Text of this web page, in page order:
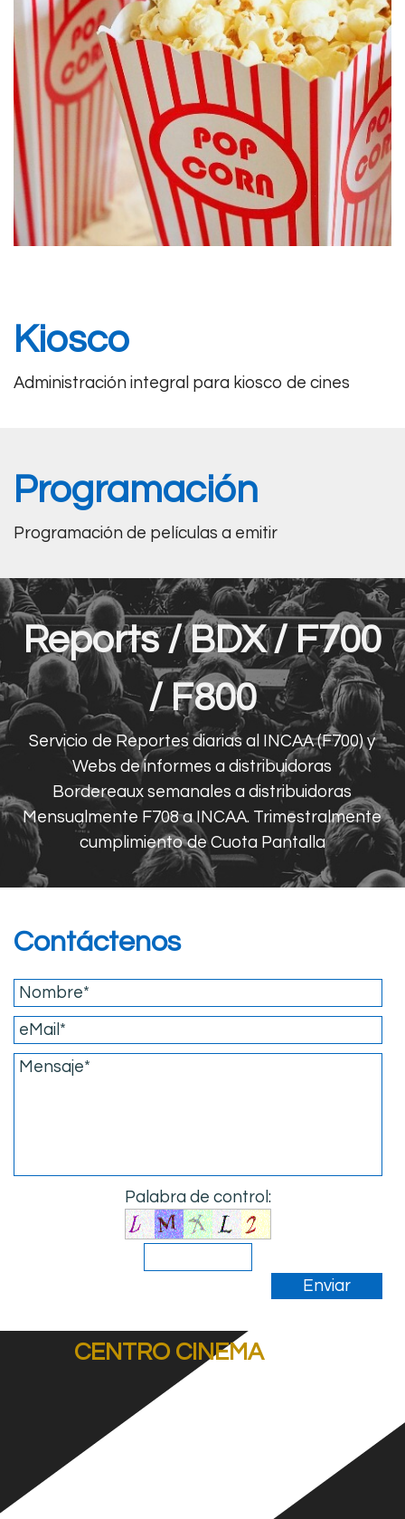
Kiosco
Administración integral para kiosco de cines
Programación
Programación de películas a emitir
Reports / BDX / F700
/ F800
Servicio de Reportes diarias al INCAA (F700) y
Webs de informes a distribuidoras
Bordereaux semanales a distribuidoras
Mensualmente F708 a INCAA. Trimestralmente
cumplimiento de Cuota Pantalla
Contáctenos
Palabra de control:
CENTRO CINEMA